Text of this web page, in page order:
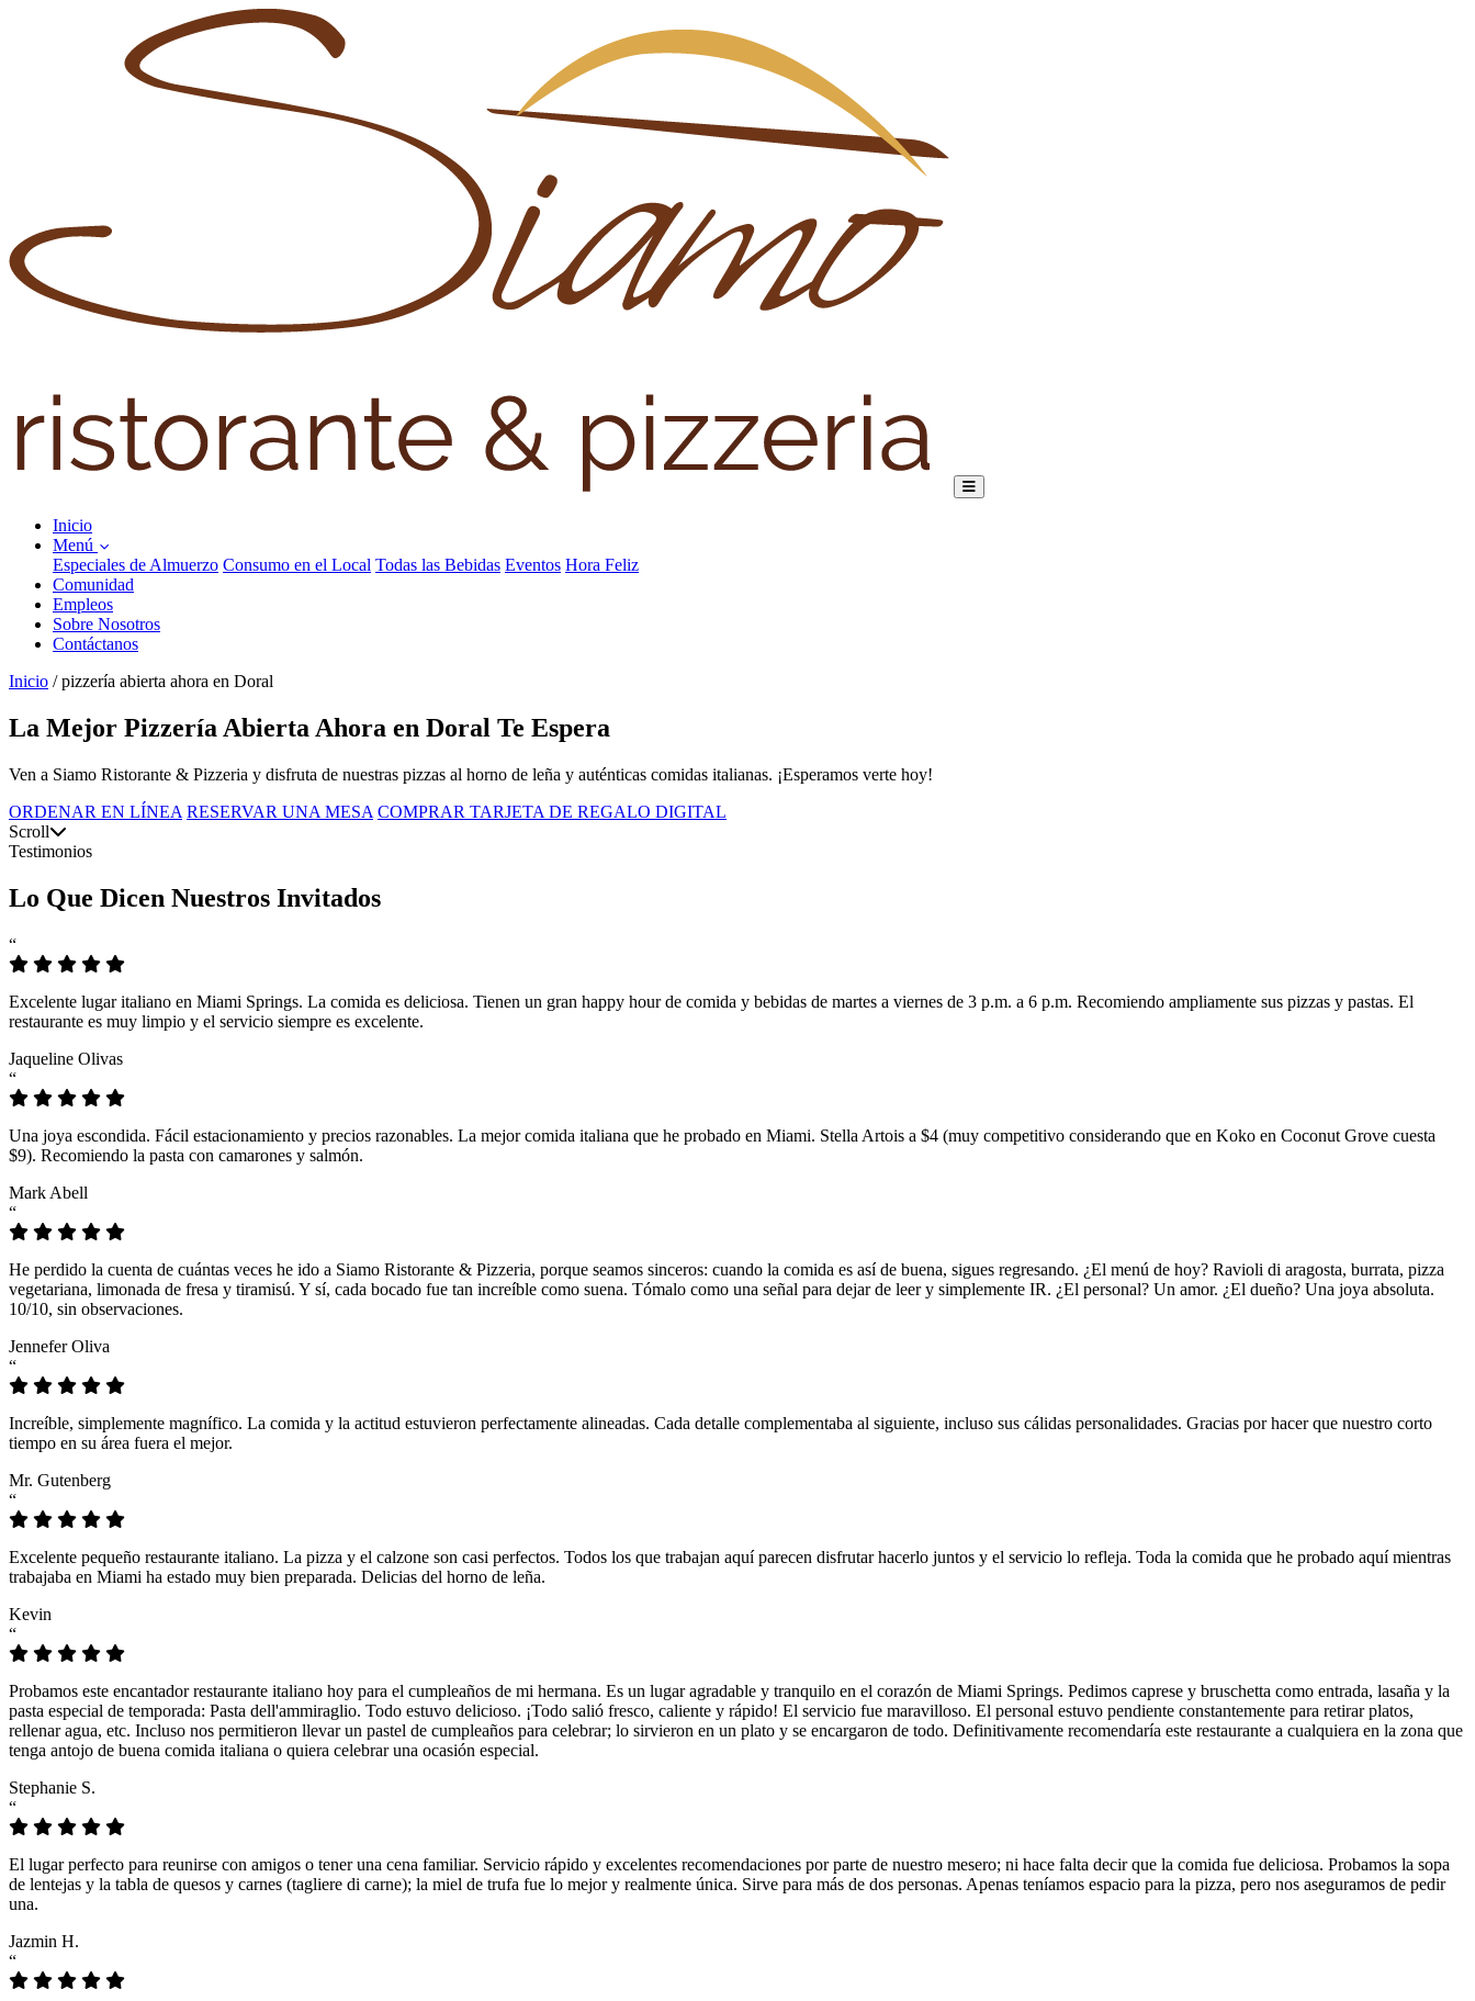
Inicio
Menú
Especiales de Almuerzo Consumo en el Local Todas las Bebidas Eventos Hora Feliz
Comunidad
Empleos
Sobre Nosotros
Contáctanos
Inicio / pizzería abierta ahora en Doral
La Mejor Pizzería Abierta Ahora en Doral Te Espera
Ven a Siamo Ristorante & Pizzeria y disfruta de nuestras pizzas al horno de leña y auténticas comidas italianas. ¡Esperamos verte hoy!
ORDENAR EN LÍNEA RESERVAR UNA MESA COMPRAR TARJETA DE REGALO DIGITAL
Scroll
Testimonios
Lo Que Dicen Nuestros Invitados
“
Excelente lugar italiano en Miami Springs. La comida es deliciosa. Tienen un gran happy hour de comida y bebidas de martes a viernes de 3 p.m. a 6 p.m. Recomiendo ampliamente sus pizzas y pastas. El
restaurante es muy limpio y el servicio siempre es excelente.
Jaqueline Olivas
“
Una joya escondida. Fácil estacionamiento y precios razonables. La mejor comida italiana que he probado en Miami. Stella Artois a $4 (muy competitivo considerando que en Koko en Coconut Grove cuesta
$9). Recomiendo la pasta con camarones y salmón.
Mark Abell
“
He perdido la cuenta de cuántas veces he ido a Siamo Ristorante & Pizzeria, porque seamos sinceros: cuando la comida es así de buena, sigues regresando. ¿El menú de hoy? Ravioli di aragosta, burrata, pizza
vegetariana, limonada de fresa y tiramisú. Y sí, cada bocado fue tan increíble como suena. Tómalo como una señal para dejar de leer y simplemente IR. ¿El personal? Un amor. ¿El dueño? Una joya absoluta.
10/10, sin observaciones.
Jennefer Oliva
“
Increíble, simplemente magnífico. La comida y la actitud estuvieron perfectamente alineadas. Cada detalle complementaba al siguiente, incluso sus cálidas personalidades. Gracias por hacer que nuestro corto
tiempo en su área fuera el mejor.
Mr. Gutenberg
“
Excelente pequeño restaurante italiano. La pizza y el calzone son casi perfectos. Todos los que trabajan aquí parecen disfrutar hacerlo juntos y el servicio lo refleja. Toda la comida que he probado aquí mientras
trabajaba en Miami ha estado muy bien preparada. Delicias del horno de leña.
Kevin
“
Probamos este encantador restaurante italiano hoy para el cumpleaños de mi hermana. Es un lugar agradable y tranquilo en el corazón de Miami Springs. Pedimos caprese y bruschetta como entrada, lasaña y la
pasta especial de temporada: Pasta dell'ammiraglio. Todo estuvo delicioso. ¡Todo salió fresco, caliente y rápido! El servicio fue maravilloso. El personal estuvo pendiente constantemente para retirar platos,
rellenar agua, etc. Incluso nos permitieron llevar un pastel de cumpleaños para celebrar; lo sirvieron en un plato y se encargaron de todo. Definitivamente recomendaría este restaurante a cualquiera en la zona que
tenga antojo de buena comida italiana o quiera celebrar una ocasión especial.
Stephanie S.
“
El lugar perfecto para reunirse con amigos o tener una cena familiar. Servicio rápido y excelentes recomendaciones por parte de nuestro mesero; ni hace falta decir que la comida fue deliciosa. Probamos la sopa
de lentejas y la tabla de quesos y carnes (tagliere di carne); la miel de trufa fue lo mejor y realmente única. Sirve para más de dos personas. Apenas teníamos espacio para la pizza, pero nos aseguramos de pedir
una.
Jazmin H.
“